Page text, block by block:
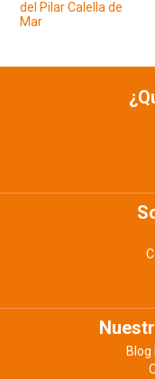
del Pilar Calella de
Mar